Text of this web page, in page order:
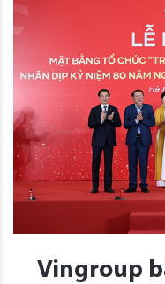
Vingroup